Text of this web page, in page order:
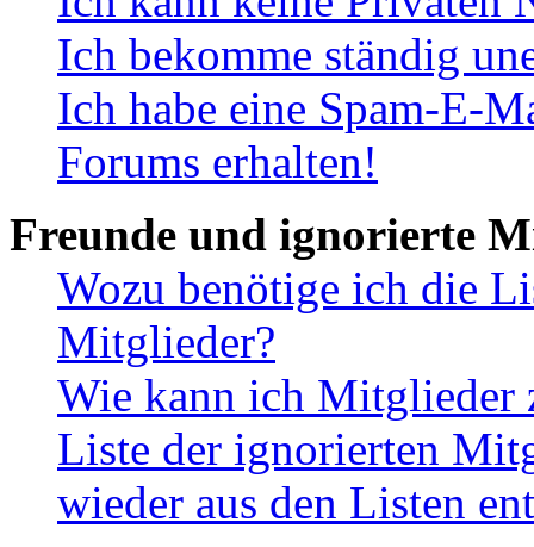
Ich bekomme ständig
Ich habe eine Spam-E-
Forums erhalten!
Freunde und ignorierte
Wozu benötige ich die
Mitglieder?
Wie kann ich Mitglieder
Liste der ignorierten
wieder aus den Listen